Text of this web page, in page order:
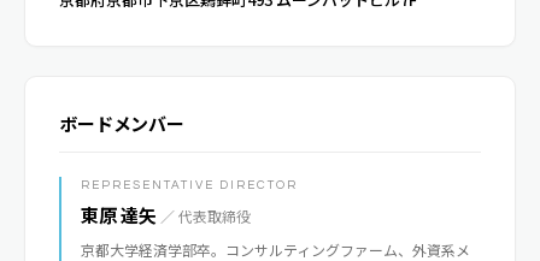
ボードメンバー
REPRESENTATIVE DIRECTOR
東原 達矢 ／ 代表取締役
京都大学経済学部卒。コンサルティングファーム、外資系メ